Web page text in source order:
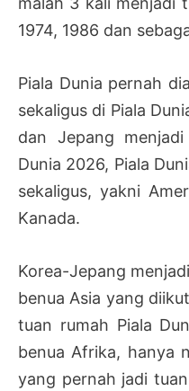
1974, 1986 dan
Piala Dunia pernah
sekaligus di Piala
dan Jepang
Dunia 2026, Piala
sekaligus, yakni
Kanada.
Korea-Jepang
benua Asia yang
tuan rumah Piala
benua Afrika, hanya
yang pernah jadi